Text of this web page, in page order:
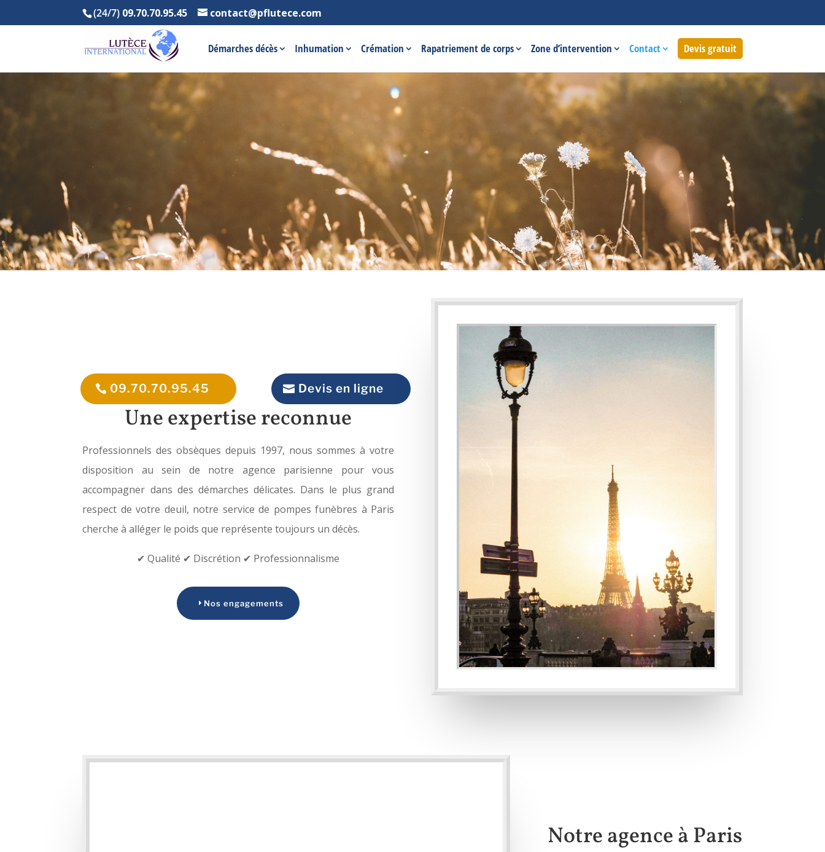
(24/7) 09.70.70.95.45 contact@pflutece.com
Démarches décès Inhumation Crémation Rapatriement de corps Zone d’intervention Contact Devis gratuit
Pompes Funèbres Lutèce Paris
09.70.70.95.45 Devis en ligne
Une expertise reconnue
Professionnels des obsèques depuis 1997, nous sommes à votre
disposition au sein de notre agence parisienne pour vous
accompagner dans des démarches délicates. Dans le plus grand
respect de votre deuil, notre service de pompes funèbres à Paris
cherche à alléger le poids que représente toujours un décès.
✔ Qualité ✔ Discrétion ✔ Professionnalisme
Nos engagements
Notre agence à Paris